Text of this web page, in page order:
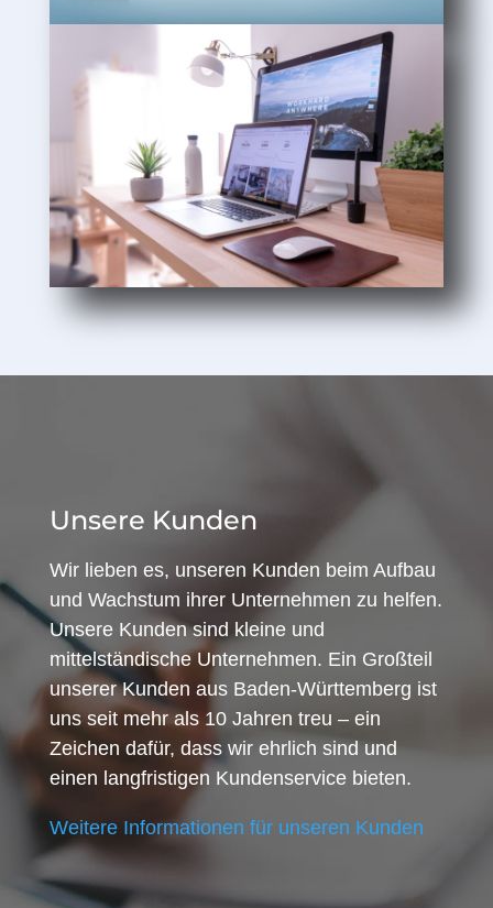
Unsere Kunden
Wir lieben es, unseren Kunden beim Aufbau
und Wachstum ihrer Unternehmen zu helfen.
Unsere Kunden sind kleine und
mittelständische Unternehmen. Ein Großteil
unserer Kunden aus Baden-Württemberg ist
uns seit mehr als 10 Jahren treu – ein
Zeichen dafür, dass wir ehrlich sind und
einen langfristigen Kundenservice bieten.
Weitere Informationen für unseren Kunden